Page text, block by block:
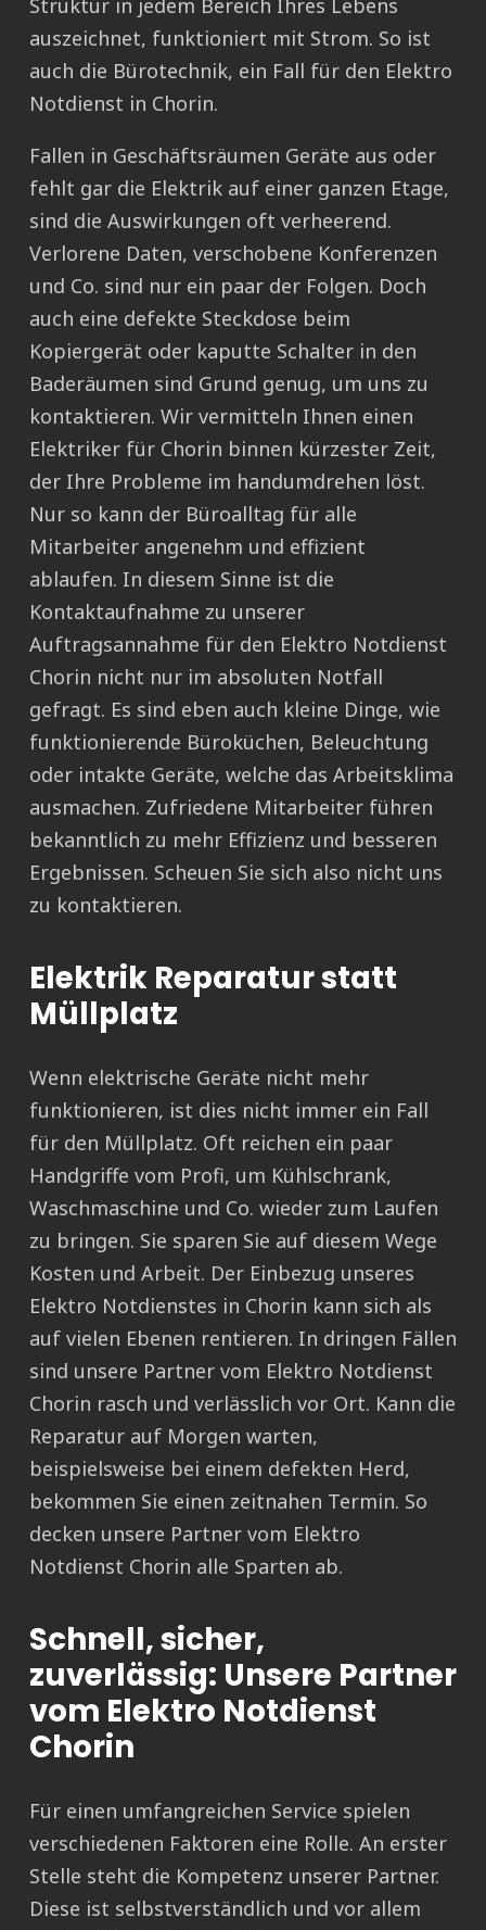
Struktur in jedem Bereich Ihres Lebens
auszeichnet, funktioniert mit Strom. So ist
auch die Bürotechnik, ein Fall für den Elektro
Notdienst in Chorin.
Fallen in Geschäftsräumen Geräte aus oder
fehlt gar die Elektrik auf einer ganzen Etage,
sind die Auswirkungen oft verheerend.
Verlorene Daten, verschobene Konferenzen
und Co. sind nur ein paar der Folgen. Doch
auch eine defekte Steckdose beim
Kopiergerät oder kaputte Schalter in den
Baderäumen sind Grund genug, um uns zu
kontaktieren. Wir vermitteln Ihnen einen
Elektriker für Chorin binnen kürzester Zeit,
der Ihre Probleme im handumdrehen löst.
Nur so kann der Büroalltag für alle
Mitarbeiter angenehm und effizient
ablaufen. In diesem Sinne ist die
Kontaktaufnahme zu unserer
Auftragsannahme für den Elektro Notdienst
Chorin nicht nur im absoluten Notfall
gefragt. Es sind eben auch kleine Dinge, wie
funktionierende Büroküchen, Beleuchtung
oder intakte Geräte, welche das Arbeitsklima
ausmachen. Zufriedene Mitarbeiter führen
bekanntlich zu mehr Effizienz und besseren
Ergebnissen. Scheuen Sie sich also nicht uns
zu kontaktieren.
Elektrik Reparatur statt
Müllplatz
Wenn elektrische Geräte nicht mehr
funktionieren, ist dies nicht immer ein Fall
für den Müllplatz. Oft reichen ein paar
Handgriffe vom Profi, um Kühlschrank,
Waschmaschine und Co. wieder zum Laufen
zu bringen. Sie sparen Sie auf diesem Wege
Kosten und Arbeit. Der Einbezug unseres
Elektro Notdienstes in Chorin kann sich als
auf vielen Ebenen rentieren. In dringen Fällen
sind unsere Partner vom Elektro Notdienst
Chorin rasch und verlässlich vor Ort. Kann die
Reparatur auf Morgen warten,
beispielsweise bei einem defekten Herd,
bekommen Sie einen zeitnahen Termin. So
decken unsere Partner vom Elektro
Notdienst Chorin alle Sparten ab.
Schnell, sicher,
zuverlässig: Unsere Partner
vom Elektro Notdienst
Chorin
Für einen umfangreichen Service spielen
verschiedenen Faktoren eine Rolle. An erster
Stelle steht die Kompetenz unserer Partner.
Diese ist selbstverständlich und vor allem